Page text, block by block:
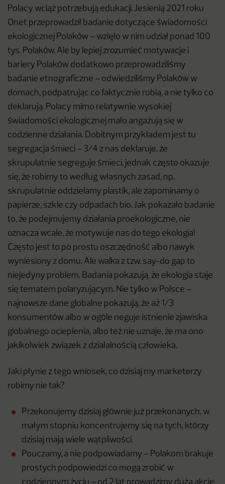
Polacy wciąż potrzebują edukacji. Jesienią 2021 roku
Onet przeprowadził badanie dotyczące świadomości
ekologicznej Polaków – wzięło w nim udział ponad 100
tys. Polaków. Ale by lepiej zrozumieć motywacje i
bariery Polaków dodatkowo przeprowadziliśmy
badanie etnograficzne – odwiedziliśmy Polaków w
domach, podpatrując co faktycznie robią, a nie tylko co
deklarują. Polacy mimo relatywnie wysokiej
świadomości ekologicznej mało angażują się w
codzienne działania. Dobitnym przykładem jest tu
segregacja śmieci – 3/4 z nas deklaruje, że
skrupulatnie segreguje śmieci, jednak często okazuje
się, że robimy to według własnych zasad, np.
skrupulatnie oddzielamy plastik, ale zapominamy o
papierze, szkle czy odpadach bio. Jak pokazało badanie
to, że podejmujemy działania proekologiczne, nie
oznacza wcale, że motywuje nas do tego ekologia!
Często jest to po prostu oszczędność albo nawyk
wyniesiony z domu. Ale walka z tzw. say-do gap to
niejedyny problem. Badania pokazują, że ekologia staje
się tematem polaryzującym. Nie tylko w Polsce –
najnowsze dane globalne pokazują, że aż 1/3
konsumentów albo w ogóle neguje istnienie zjawiska
globalnego ocieplenia, albo też nie uznaje, że ma ono
jakikolwiek związek z działalnością człowieka.
Jaki płynie z tego wniosek, co dzisiaj my marketerzy
robimy nie tak?
Przekonujemy dzisiaj głównie już przekonanych, w
małym stopniu koncentrujemy się na tych, którzy
dzisiaj mają wiele wątpliwości.
Pouczamy, a nie podpowiadamy – Polakom brakuje
prostych podpowiedzi co mogą zrobić w